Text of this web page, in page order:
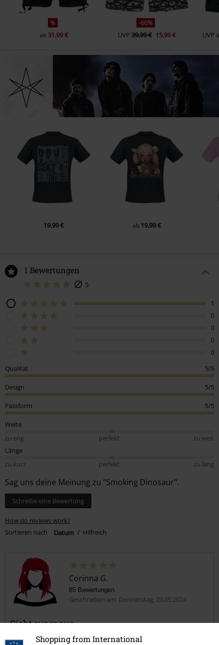
Shopping from International
%
ab31,99 €
-60%
UVP 39,99 € 15,99 € UVP
19,99 € ab 19,99 €
1 Bewertungen
5
1
0
0
0
0
Qualität
5/5
Design 5/5
Passform 5/5
Weite
zu eng
perfekt
zu weit
Länge
zu kurz
perfekt zu lang
Sag uns deine Meinung zu "Smoking Dinosaur".
Schreibe eine Bewertung
How do reviews work?
Sortieren nach
Datum Hilfreich
Corinna G.
85 Bewertungen
Geschrieben am: Donnerstag, 23.05.2024
Sieht super aus
War ein Geschenk und die Beschenkte hat sich mega gefreut